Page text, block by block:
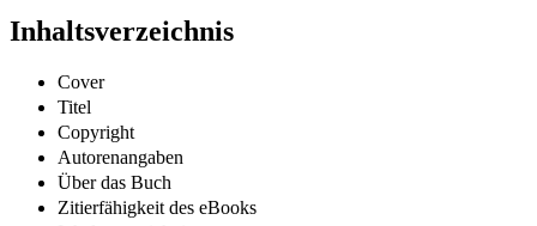
Inhaltsverzeichnis
Cover
Titel
Copyright
Autorenangaben
Über das Buch
Zitierfähigkeit des eBooks